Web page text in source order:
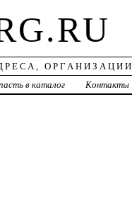
ОРГАНИЗАЦИИ
в каталог Контакты